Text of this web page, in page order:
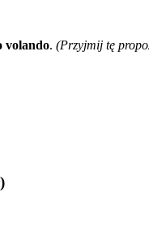
volando. (Przyjmij tę